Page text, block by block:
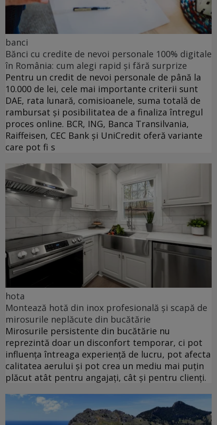
banci
Bănci cu credite de nevoi personale 100% digitale
în România: cum alegi rapid și fără surprize
Pentru un credit de nevoi personale de până la
10.000 de lei, cele mai importante criterii sunt
DAE, rata lunară, comisioanele, suma totală de
rambursat și posibilitatea de a finaliza întregul
proces online. BCR, ING, Banca Transilvania,
Raiffeisen, CEC Bank și UniCredit oferă variante
care pot fi s
hota
Montează hotă din inox profesională și scapă de
mirosurile neplăcute din bucătărie
Mirosurile persistente din bucătărie nu
reprezintă doar un disconfort temporar, ci pot
influența întreaga experiență de lucru, pot afecta
calitatea aerului și pot crea un mediu mai puțin
plăcut atât pentru angajați, cât și pentru clienți.